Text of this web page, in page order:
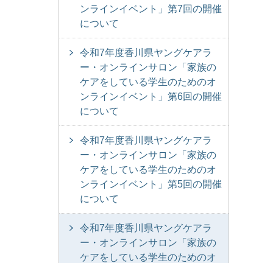
ンラインイベント」第7回の開催
について
令和7年度香川県ヤングケアラ
ー・オンラインサロン「家族の
ケアをしている学生のためのオ
ンラインイベント」第6回の開催
について
令和7年度香川県ヤングケアラ
ー・オンラインサロン「家族の
ケアをしている学生のためのオ
ンラインイベント」第5回の開催
について
令和7年度香川県ヤングケアラ
ー・オンラインサロン「家族の
ケアをしている学生のためのオ